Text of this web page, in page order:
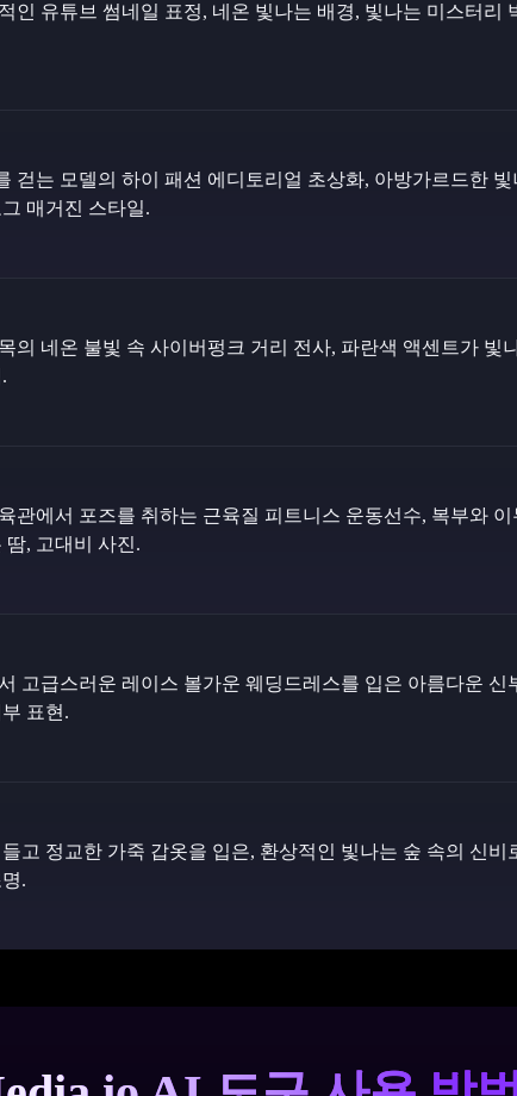
인 유튜브 썸네일 표정, 네온 빛나는 배경, 빛나는 미스터리
걷는 모델의 하이 패션 에디토리얼 초상화, 아방가르드한
매거진 스타일.
의 네온 불빛 속 사이버펑크 거리 전사, 파란색 액센트가 빛
관에서 포즈를 취하는 근육질 피트니스 운동선수, 복부와
땀, 고대비 사진.
고급스러운 레이스 볼가운 웨딩드레스를 입은 아름다운 신
표현.
고 정교한 가죽 갑옷을 입은, 환상적인 빛나는 숲 속의 신비
.